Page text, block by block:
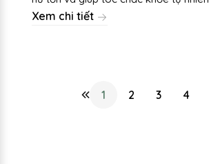
Xem chi tiết
1 2 3 4